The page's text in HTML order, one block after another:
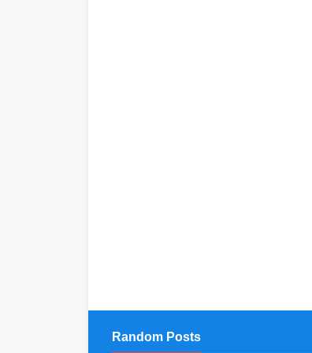
Random Posts